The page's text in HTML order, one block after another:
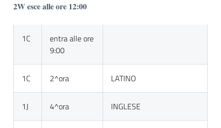
2W esce alle ore 12:00
1C
entra alle ore
9:00
1C 2^ora LATINO
1J 4^ora INGLESE